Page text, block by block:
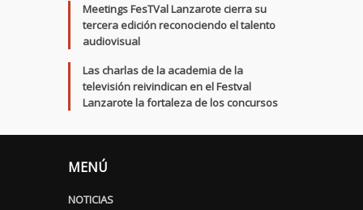
Meetings FesTVal Lanzarote cierra su
tercera edición reconociendo el talento
audiovisual
Las charlas de la academia de la
televisión reivindican en el Festval
Lanzarote la fortaleza de los concursos
MENÚ
NOTICIAS